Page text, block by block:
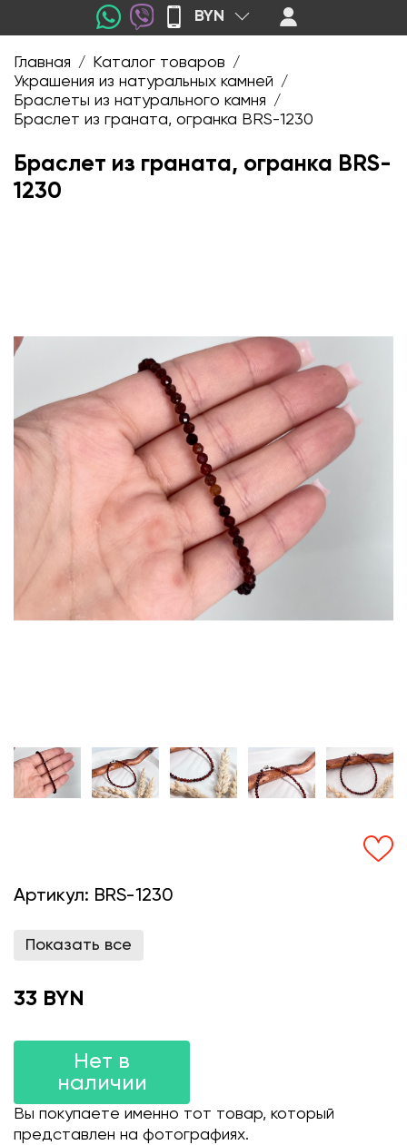
BYN
Главная / Каталог товаров /
Украшения из натуральных камней /
Браслеты из натурального камня /
Браслет из граната, огранка BRS-1230
Браслет из граната, огранка BRS-
1230
Артикул: BRS-1230
Показать все
33 BYN
Нет в
наличии
Вы покупаете именно тот товар, который
представлен на фотографиях.